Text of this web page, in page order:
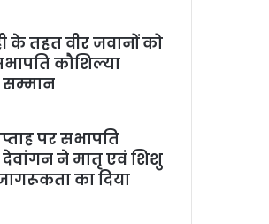
के तहत वीर जवानों को
कौशिल्या
सम्मान
पर सभापति
देवांगन ने मातृ एवं शिशु
का दिया